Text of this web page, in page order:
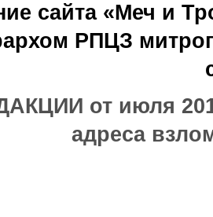
сайта «Меч и
РПЦЗ
от июля
адреса